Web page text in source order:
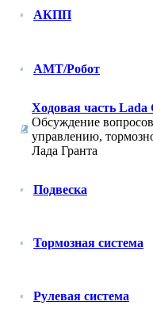
АКПП
АМТ/Робот
Ходовая часть Lada
Обсуждение
управлению,
Лада Гранта
Подвеска
Тормозная система
Рулевая система